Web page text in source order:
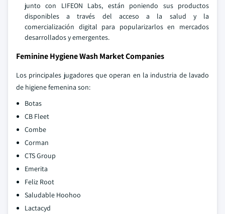
junto con LIFEON Labs, están poniendo sus productos
disponibles a través del acceso a la salud y la
comercialización digital para popularizarlos en mercados
desarrollados y emergentes.
Feminine Hygiene Wash Market Companies
Los principales jugadores que operan en la industria de lavado
de higiene femenina son:
Botas
CB Fleet
Combe
Corman
CTS Group
Emerita
Feliz Root
Saludable Hoohoo
Lactacyd